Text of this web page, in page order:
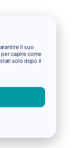
il suo
capire come
solo dopo il